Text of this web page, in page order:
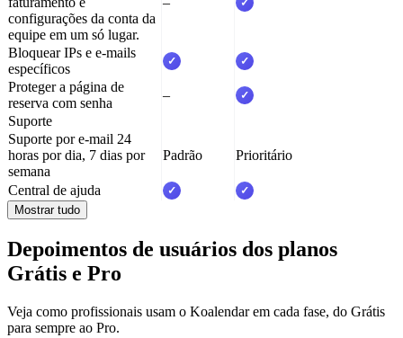
configurações da conta da
equipe em um só lugar.
✓
Bloquear IPs e e-mails
específicos
✓ ✓
Proteger a página de
reserva com senha
– ✓
Suporte
Suporte por e-mail 24
horas por dia, 7 dias por
semana
Padrão Prioritário
Central de ajuda ✓ ✓
Mostrar tudo
Depoimentos de usuários dos planos
Grátis e Pro
Veja como profissionais usam o Koalendar em cada fase, do Grátis
para sempre ao Pro.